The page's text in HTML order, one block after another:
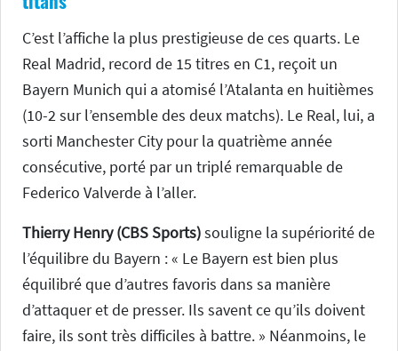
C’est l’affiche la plus prestigieuse de ces quarts. Le
Real Madrid, record de 15 titres en C1, reçoit un
Bayern Munich qui a atomisé l’Atalanta en huitièmes
(10-2 sur l’ensemble des deux matchs). Le Real, lui, a
sorti Manchester City pour la quatrième année
consécutive, porté par un triplé remarquable de
Federico Valverde à l’aller.
Thierry Henry (CBS Sports)souligne la supériorité de
l’équilibre du Bayern : « Le Bayern est bien plus
équilibré que d’autres favoris dans sa manière
d’attaquer et de presser. Ils savent ce qu’ils doivent
faire, ils sont très difficiles à battre. » Néanmoins, le